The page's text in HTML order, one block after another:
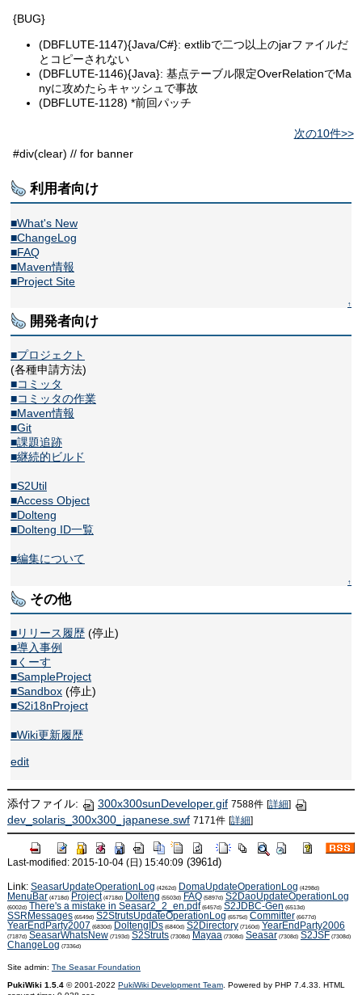
{BUG}
(DBFLUTE-1147){Java/C#}: extlibで二つ以上のjarファイルだ
とコピーされない
(DBFLUTE-1146){Java}: 基点テーブル限定OverRelationでMa
nyに攻めたらキャッシュで事故
(DBFLUTE-1128) *前回パッチ
次の10件>>
#div(clear) // for banner
利用者向け
■What's New
■ChangeLog
■FAQ
■Maven情報
■Project Site
↑
開発者向け
■プロジェクト
(各種申請方法)
■コミッタ
■コミッタの作業
■Maven情報
■Git
■課題追跡
■継続的ビルド
■S2Util
■Access Object
■Dolteng
■Dolteng ID一覧
■編集について
↑
その他
■リリース履歴(停止)
■導入事例
■くーす
■SampleProject
■Sandbox(停止)
■S2i18nProject
■Wiki更新履歴
edit
添付ファイル: 300x300sunDeveloper.gif 7588件 詳細
dev_solaris_300x300_japanese.swf 7171件 [詳細]
Last-modified: 2015-10-04 (日) 15:40:09(3961d)
Link: SeasarUpdateOperationLog (4262d) DomaUpdateOperationLog (4298d)
MenuBar (4718d) Project (4718d) Dolteng (5503d) FAQ(5897d) S2DaoUpdateOperationLog
(6002d) There's a mistake in Seasar2_2_en.pdf (6457d) S2JDBC-Gen (6513d)
SSRMessages(6549d) S2StrutsUpdateOperationLog (6575d) Committer (6677d)
YearEndParty2007 (6830d) DoltengIDs(6840d) S2Directory(7160d) YearEndParty2006
(7187d) SeasarWhatsNew (7193d) S2Struts(7308d) Mayaa (7308d) Seasar (7308d) S2JSF(7308d)
ChangeLog (7336d)
Site admin: The Seasar Foundation
PukiWiki 1.5.4© 2001-2022 PukiWiki Development Team. Powered by PHP 7.4.33. HTML